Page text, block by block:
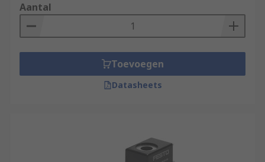
Aantal
Toevoegen
Datasheets